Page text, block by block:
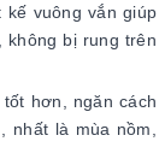
kế vuông vắn giúp
không bị rung trên
hơn, ngăn cách
là mùa nồm,